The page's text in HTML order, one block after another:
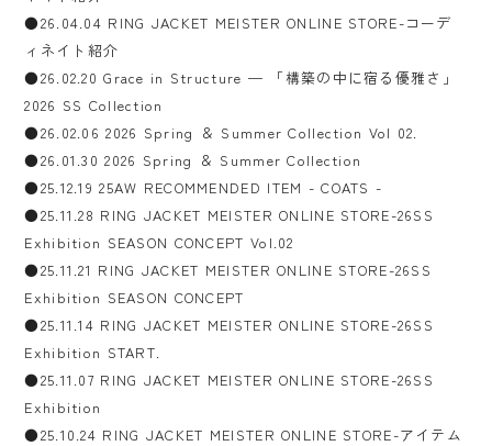
●26.04.04 RING JACKET MEISTER ONLINE STORE-コーデ
ィネイト紹介
●26.02.20 Grace in Structure — 「構築の中に宿る優雅さ」
2026 SS Collection
●26.02.06 2026 Spring ＆ Summer Collection Vol 02.
●26.01.30 2026 Spring ＆ Summer Collection
●25.12.19 25AW RECOMMENDED ITEM - COATS -
●25.11.28 RING JACKET MEISTER ONLINE STORE-26SS
Exhibition SEASON CONCEPT Vol.02
●25.11.21 RING JACKET MEISTER ONLINE STORE-26SS
Exhibition SEASON CONCEPT
●25.11.14 RING JACKET MEISTER ONLINE STORE-26SS
Exhibition START.
●25.11.07 RING JACKET MEISTER ONLINE STORE-26SS
Exhibition
●25.10.24 RING JACKET MEISTER ONLINE STORE-アイテム